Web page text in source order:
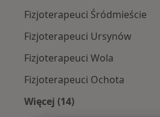
Fizjoterapeuci Śródmieście
Fizjoterapeuci Ursynów
Fizjoterapeuci Wola
Fizjoterapeuci Ochota
Więcej (14)